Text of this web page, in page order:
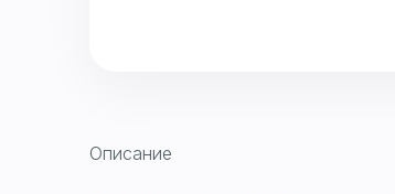
Описание